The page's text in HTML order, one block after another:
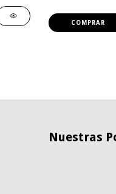
Nuestras